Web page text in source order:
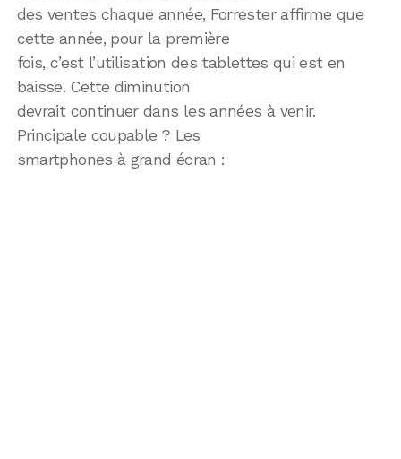
des ventes chaque année, Forrester affirme que
cette année, pour la première
fois, c’est l’utilisation des tablettes qui est en
baisse. Cette diminution
devrait continuer dans les années à venir.
Principale coupable ? Les
smartphones à grand écran :